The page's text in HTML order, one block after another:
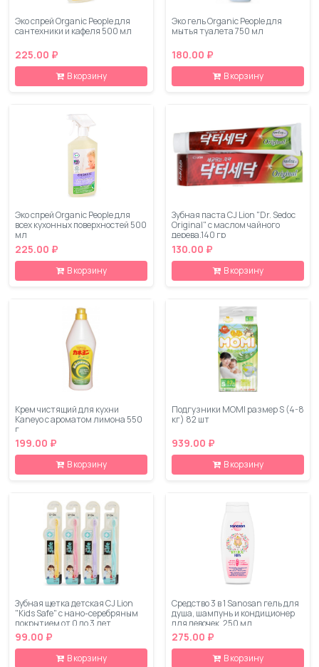
Эко спрей Organic People для
сантехники и кафеля 500 мл
225.00 ₽
В корзину
Эко гель Organic People для
мытья туалета 750 мл
180.00 ₽
В корзину
Эко спрей Organic People для
всех кухонных поверхностей 500
мл
225.00 ₽
В корзину
Зубная паста CJ Lion "Dr. Sedoc
Original" c маслом чайного
дерева,140 гр
130.00 ₽
В корзину
Крем чистящий для кухни
Kaneyo с ароматом лимона 550
г
199.00 ₽
В корзину
Подгузники MOMI размер S (4-8
кг) 82 шт
939.00 ₽
В корзину
Зубная щетка детская CJ Lion
"Kids Safe" с нано-серебряным
покрытием от 0 до 3 лет
99.00 ₽
В корзину
Средство 3 в 1 Sanosan гель для
душа, шампунь и кондиционер
для девочек, 250 мл
275.00 ₽
В корзину